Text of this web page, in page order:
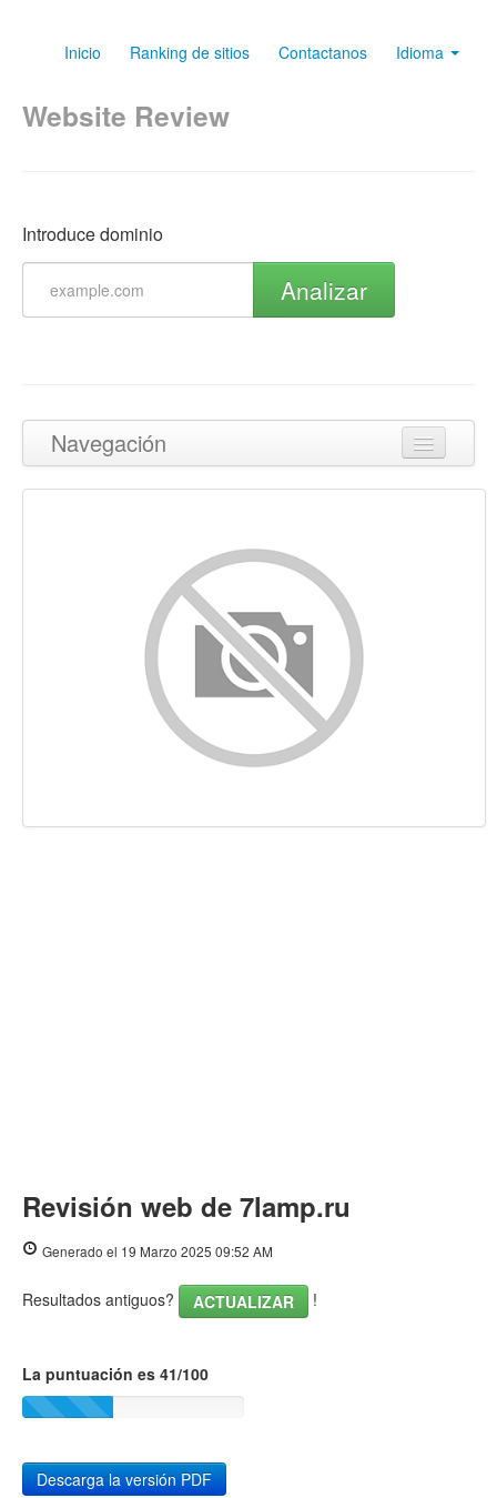
Inicio Ranking de sitios Contactanos Idioma
Website Review
Introduce dominio
Analizar
Navegación
Volver arriba
Palabras Claves (Keywords)
Usabilidad
Documento
Revisión web de 7lamp.ru
Generado el 19 Marzo 2025 09:52 AM
Resultados antiguos? ACTUALIZAR !
La puntuación es 41/100
Descarga la versión PDF